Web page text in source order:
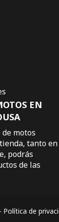
EN
motos
tanto en
podrás
de las
- Política de